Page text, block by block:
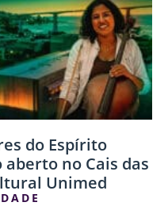
do Espírito
no Cais das
Unimed